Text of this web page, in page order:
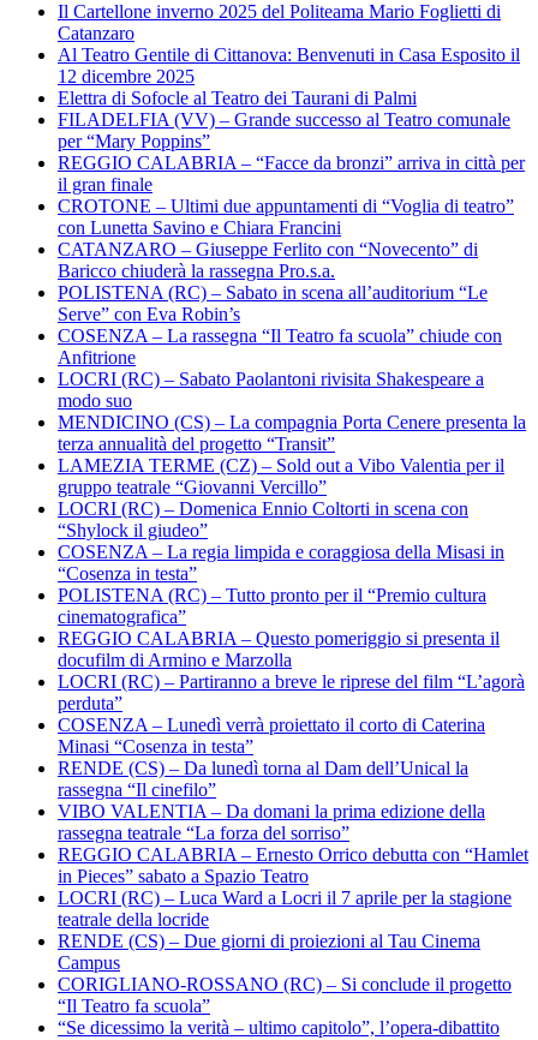
Il Cartellone inverno 2025 del Politeama Mario Foglietti di
Catanzaro
Al Teatro Gentile di Cittanova: Benvenuti in Casa Esposito il
12 dicembre 2025
Elettra di Sofocle al Teatro dei Taurani di Palmi
FILADELFIA (VV) – Grande successo al Teatro comunale
per “Mary Poppins”
REGGIO CALABRIA – “Facce da bronzi” arriva in città per
il gran finale
CROTONE – Ultimi due appuntamenti di “Voglia di teatro”
con Lunetta Savino e Chiara Francini
CATANZARO – Giuseppe Ferlito con “Novecento” di
Baricco chiuderà la rassegna Pro.s.a.
POLISTENA (RC) – Sabato in scena all’auditorium “Le
Serve” con Eva Robin’s
COSENZA – La rassegna “Il Teatro fa scuola” chiude con
Anfitrione
LOCRI (RC) – Sabato Paolantoni rivisita Shakespeare a
modo suo
MENDICINO (CS) – La compagnia Porta Cenere presenta la
terza annualità del progetto “Transit”
LAMEZIA TERME (CZ) – Sold out a Vibo Valentia per il
gruppo teatrale “Giovanni Vercillo”
LOCRI (RC) – Domenica Ennio Coltorti in scena con
“Shylock il giudeo”
COSENZA – La regia limpida e coraggiosa della Misasi in
“Cosenza in testa”
POLISTENA (RC) – Tutto pronto per il “Premio cultura
cinematografica”
REGGIO CALABRIA – Questo pomeriggio si presenta il
docufilm di Armino e Marzolla
LOCRI (RC) – Partiranno a breve le riprese del film “L’agorà
perduta”
COSENZA – Lunedì verrà proiettato il corto di Caterina
Minasi “Cosenza in testa”
RENDE (CS) – Da lunedì torna al Dam dell’Unical la
rassegna “Il cinefilo”
VIBO VALENTIA – Da domani la prima edizione della
rassegna teatrale “La forza del sorriso”
REGGIO CALABRIA – Ernesto Orrico debutta con “Hamlet
in Pieces” sabato a Spazio Teatro
LOCRI (RC) – Luca Ward a Locri il 7 aprile per la stagione
teatrale della locride
RENDE (CS) – Due giorni di proiezioni al Tau Cinema
Campus
CORIGLIANO-ROSSANO (RC) – Si conclude il progetto
“Il Teatro fa scuola”
“Se dicessimo la verità – ultimo capitolo”, l’opera-dibattito